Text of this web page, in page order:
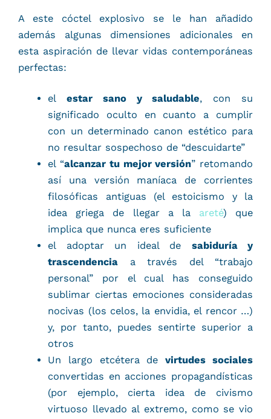
A este cóctel explosivo se le han añadido
además algunas dimensiones adicionales en
esta aspiración de llevar vidas contemporáneas
perfectas:
elestar sano y saludable, con su
significado oculto en cuanto a cumplir
con un determinado canon estético para
no resultar sospechoso de “descuidarte”
el “alcanzar tu mejor versión” retomando
así una versión maníaca de corrientes
filosóficas antiguas (el estoicismo y la
idea griega de llegar a la areté) que
implica que nunca eres suficiente
el adoptar un ideal de sabiduría y
trascendencia a través del “trabajo
personal” por el cual has conseguido
sublimar ciertas emociones consideradas
nocivas (los celos, la envidia, el rencor …)
y, por tanto, puedes sentirte superior a
otros
Un largo etcétera devirtudes sociales
convertidas en acciones propagandísticas
(por ejemplo, cierta idea de civismo
virtuoso llevado al extremo, como se vio